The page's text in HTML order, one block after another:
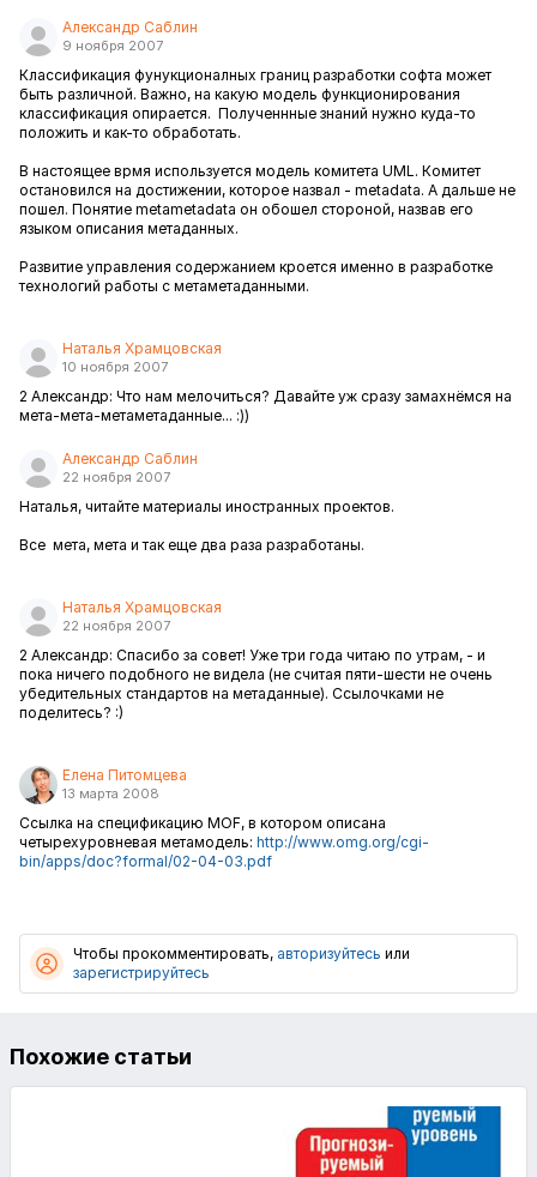
Александр Саблин
9 ноября 2007
Классификация фунукционалных границ разработки софта может
быть различной. Важно, на какую модель функционирования
классификация опирается. Полученнные знаний нужно куда-то
положить и как-то обработать.
В настоящее врмя используется модель комитета UML. Комитет
остановился на достижении, которое назвал - metadata. А дальше не
пошел. Понятие metametadata он обошел стороной, назвав его
языком описания метаданных.
Развитие управления содержанием кроется именно в разработке
технологий работы с метаметаданными.
Наталья Храмцовская
10 ноября 2007
2 Александр: Что нам мелочиться? Давайте уж сразу замахнёмся на
мета-мета-метаметаданные... :))
Александр Саблин
22 ноября 2007
Наталья, читайте материалы иностранных проектов.
Все мета, мета и так еще два раза разработаны.
Наталья Храмцовская
22 ноября 2007
2 Александр: Спасибо за совет! Уже три года читаю по утрам, - и
пока ничего подобного не видела (не считая пяти-шести не очень
убедительных стандартов на метаданные). Ссылочками не
поделитесь? :)
Елена Питомцева
13 марта 2008
Cсылка на спецификацию MOF, в котором описана
четырехуровневая метамодель: http://www.omg.org/cgi-
bin/apps/doc?formal/02-04-03.pdf
Чтобы прокомментировать, авторизуйтесь или
зарегистрируйтесь
Похожие статьи